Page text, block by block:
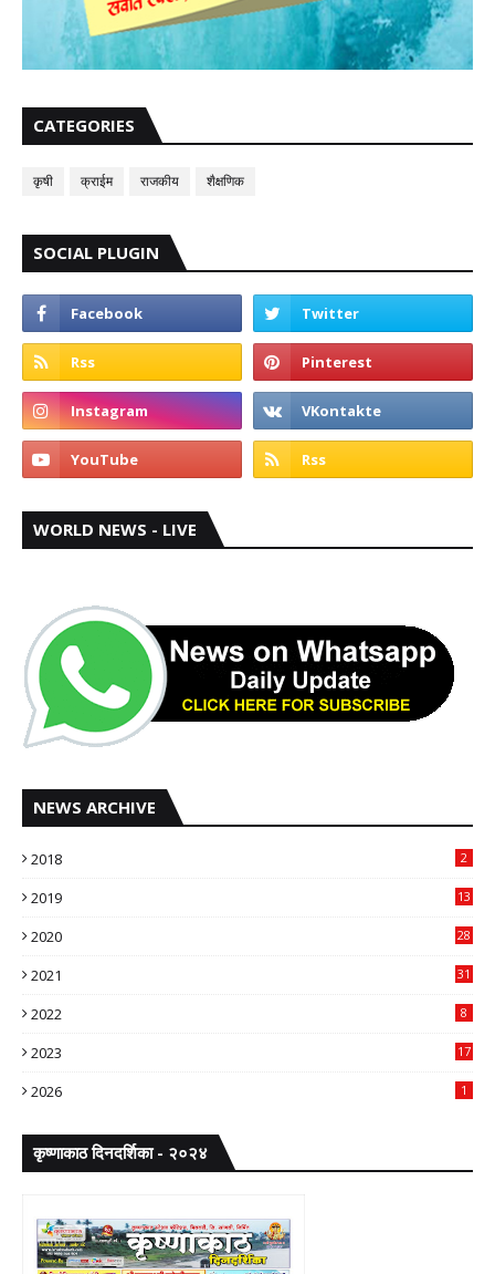
CATEGORIES
कृषी क्राईम राजकीय शैक्षणिक
SOCIAL PLUGIN
WORLD NEWS - LIVE
NEWS ARCHIVE
2018 2
2019 13
2020 28
2021 31
2022 8
2023 17
2026 1
कृष्णाकाठ दिनदर्शिका - २०२४